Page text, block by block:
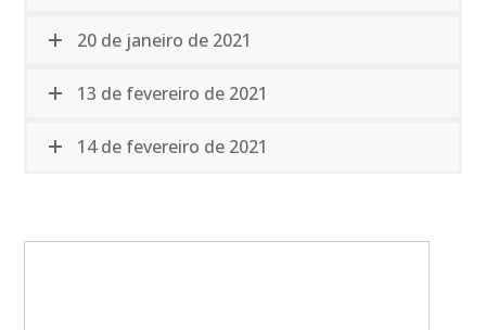
20 de janeiro de 2021
13 de fevereiro de 2021
14 de fevereiro de 2021